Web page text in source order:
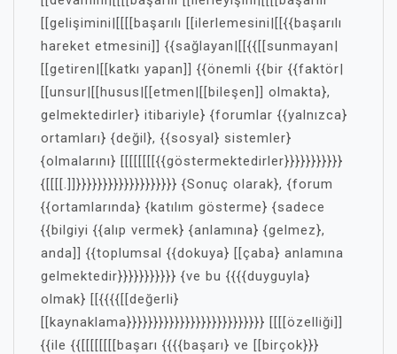
[[gelişimini|[[[[başarılı [[ilerlemesini|[[{{başarılı
hareket etmesini]] {{sağlayan|[[{{[[sunmayan|
[[getiren|[[katkı yapan]] {{önemli {{bir {{faktör|
[[unsur|[[husus|[[etmen|[[bileşen]] olmakta},
gelmektedirler} itibariyle} {forumlar {{yalnızca}
ortamları} {değil}, {{sosyal} sistemler}
{olmalarını} [[[[[[[[{{göstermektedirler}}}}}}}}}}}
{[[[[.]]}}}}}}}}}}}}}}}}}}} {Sonuç olarak}, {forum
{{ortamlarında} {katılım gösterme} {sadece
{{bilgiyi {{alıp vermek} {anlamına} {gelmez},
anda]] {{toplumsal {{dokuya} [[çaba} anlamına
gelmektedir}}}}}}}}}}} {ve bu {{{{duyguyla}
olmak} [[{{{{[[değerli}
[[kaynaklama}}}}}}}}}}}}}}}}}}}}}}}}}} [[[[özelliği]]
{{ile {{[[[[[[[[başarı {{{{başarı} ve [[birçok}}}